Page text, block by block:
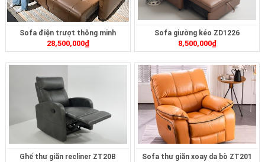
Sofa điện trượt thông minh
ZT2628
28,500,000₫
Sofa giường kéo ZD1226
8,500,000₫
Ghế thư giãn recliner ZT20B Sofa thư giãn xoay da bò ZT201